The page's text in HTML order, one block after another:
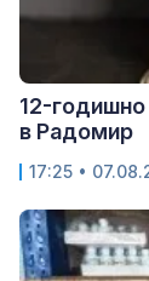
12-
в Радомир
17:25 •